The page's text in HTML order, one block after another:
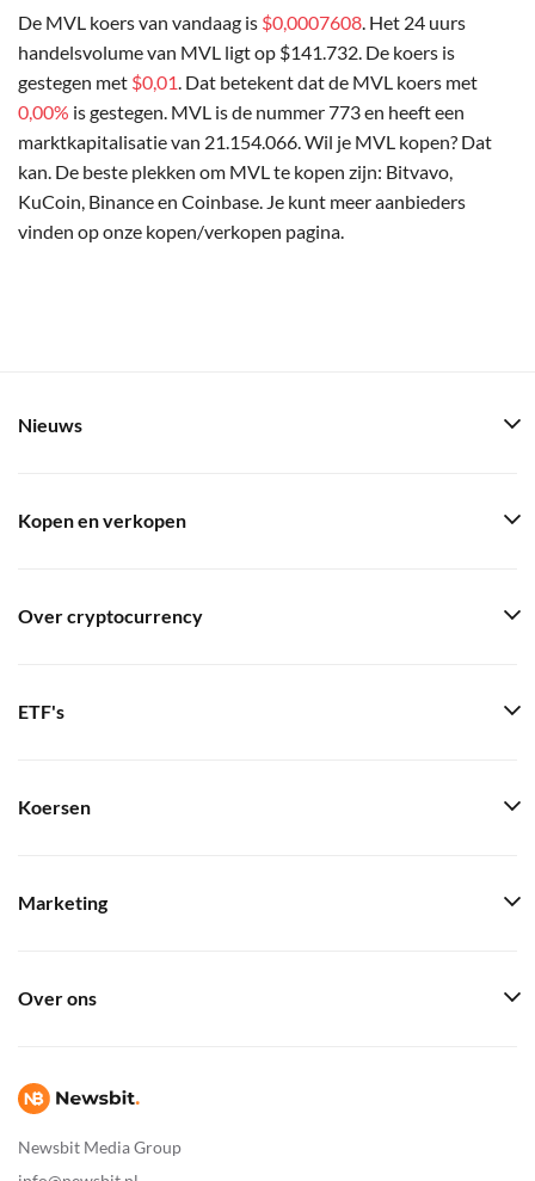
De MVL koers van vandaag is $0,0007608 . Het 24 uurs
handelsvolume van MVL ligt op $141.732. De koers is
gestegen met $0,01 . Dat betekent dat de MVL koers met
0,00% is gestegen. MVL is de nummer 773 en heeft een
marktkapitalisatie van 21.154.066. Wil je MVL kopen? Dat
kan. De beste plekken om MVL te kopen zijn: Bitvavo,
KuCoin, Binance en Coinbase. Je kunt meer aanbieders
vinden op onze kopen/verkopen pagina.
Newsbit Media Group
Nieuws
Kopen en verkopen
Over cryptocurrency
ETF's
Koersen
Marketing
Over ons